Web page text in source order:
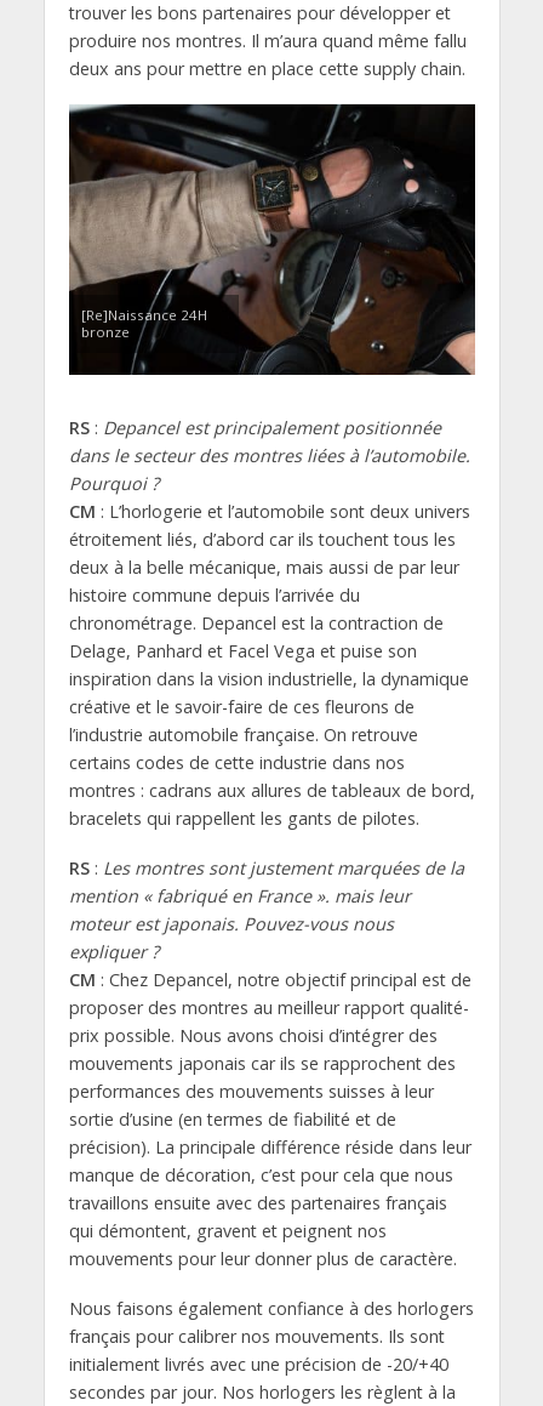
trouver les bons partenaires pour développer et
produire nos montres. Il m’aura quand même fallu
deux ans pour mettre en place cette supply chain.
[Re]Naissance 24H
bronze
RS: Depancel est principalement positionnée
dans le secteur des montres liées à l’automobile.
Pourquoi ?
CM : L’horlogerie et l’automobile sont deux univers
étroitement liés, d’abord car ils touchent tous les
deux à la belle mécanique, mais aussi de par leur
histoire commune depuis l’arrivée du
chronométrage. Depancel est la contraction de
Delage, Panhard et Facel Vega et puise son
inspiration dans la vision industrielle, la dynamique
créative et le savoir-faire de ces fleurons de
l’industrie automobile française. On retrouve
certains codes de cette industrie dans nos
montres : cadrans aux allures de tableaux de bord,
bracelets qui rappellent les gants de pilotes.
RS: Les montres sont justement marquées de la
mention « fabriqué en France ». mais leur
moteur est japonais. Pouvez-vous nous
expliquer ?
CM : Chez Depancel, notre objectif principal est de
proposer des montres au meilleur rapport qualité-
prix possible. Nous avons choisi d’intégrer des
mouvements japonais car ils se rapprochent des
performances des mouvements suisses à leur
sortie d’usine (en termes de fiabilité et de
précision). La principale différence réside dans leur
manque de décoration, c’est pour cela que nous
travaillons ensuite avec des partenaires français
qui démontent, gravent et peignent nos
mouvements pour leur donner plus de caractère.
Nous faisons également confiance à des horlogers
français pour calibrer nos mouvements. Ils sont
initialement livrés avec une précision de -20/+40
secondes par jour. Nos horlogers les règlent à la